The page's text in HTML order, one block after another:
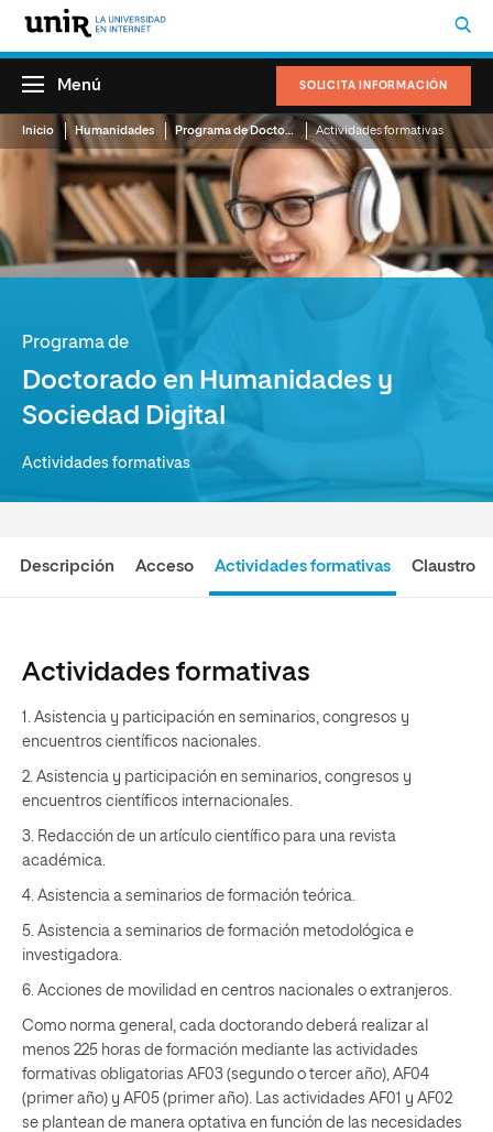
SOLICITA INFORMACIÓN
Menú
Inicio Humanidades Programa de Doctorado en Humanidades y Sociedad Digital Actividades formativas
Programa de
Doctorado en Humanidades y
Sociedad Digital
Actividades formativas
Descripción Acceso Actividades formativas Claustro
Actividades formativas
1. Asistencia y participación en seminarios, congresos y
encuentros científicos nacionales.
2. Asistencia y participación en seminarios, congresos y
encuentros científicos internacionales.
3. Redacción de un artículo científico para una revista
académica.
4. Asistencia a seminarios de formación teórica.
5. Asistencia a seminarios de formación metodológica e
investigadora.
6. Acciones de movilidad en centros nacionales o extranjeros.
Como norma general, cada doctorando deberá realizar al
menos 225 horas de formación mediante las actividades
formativas obligatorias AF03 (segundo o tercer año), AF04
(primer año) y AF05 (primer año). Las actividades AF01 y AF02
se plantean de manera optativa en función de las necesidades